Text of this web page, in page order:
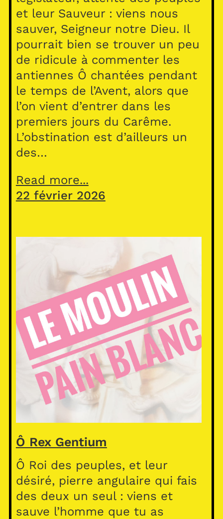
et leur Sauveur : viens nous
sauver, Seigneur notre Dieu. Il
pourrait bien se trouver un peu
de ridicule à commenter les
antiennes Ô chantées pendant
le temps de l’Avent, alors que
l’on vient d’entrer dans les
premiers jours du Carême.
L’obstination est d’ailleurs un
des…
Read more...
22 février 2026
Ô Rex Gentium
Ô Roi des peuples, et leur
désiré, pierre angulaire qui fais
des deux un seul : viens et
sauve l’homme que tu as